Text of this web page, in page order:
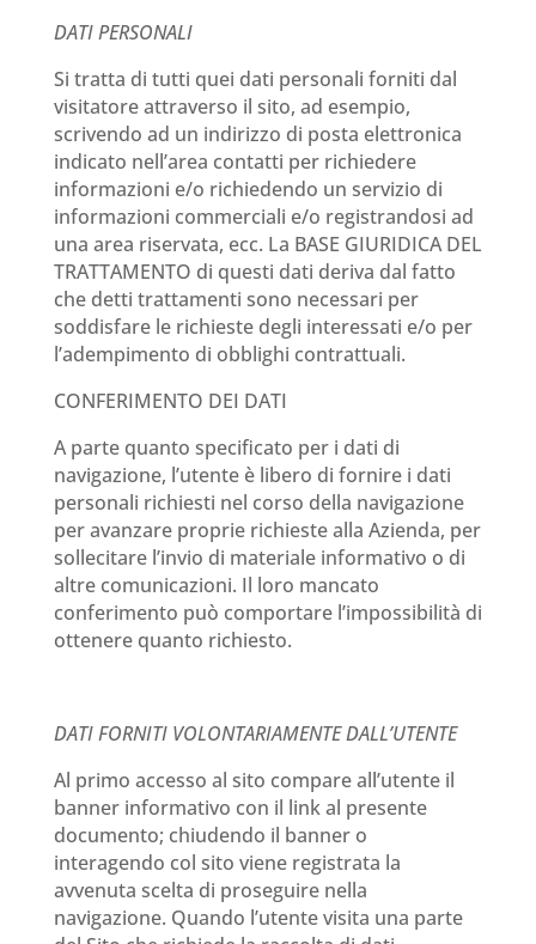
DATI PERSONALI
Si tratta di tutti quei dati personali forniti dal
visitatore attraverso il sito, ad esempio,
scrivendo ad un indirizzo di posta elettronica
indicato nell’area contatti per richiedere
informazioni e/o richiedendo un servizio di
informazioni commerciali e/o registrandosi ad
una area riservata, ecc. La BASE GIURIDICA DEL
TRATTAMENTO di questi dati deriva dal fatto
che detti trattamenti sono necessari per
soddisfare le richieste degli interessati e/o per
l’adempimento di obblighi contrattuali.
CONFERIMENTO DEI DATI
A parte quanto specificato per i dati di
navigazione, l’utente è libero di fornire i dati
personali richiesti nel corso della navigazione
per avanzare proprie richieste alla Azienda, per
sollecitare l’invio di materiale informativo o di
altre comunicazioni. Il loro mancato
conferimento può comportare l’impossibilità di
ottenere quanto richiesto.
DATI FORNITI VOLONTARIAMENTE DALL’UTENTE
Al primo accesso al sito compare all’utente il
banner informativo con il link al presente
documento; chiudendo il banner o
interagendo col sito viene registrata la
avvenuta scelta di proseguire nella
navigazione. Quando l’utente visita una parte